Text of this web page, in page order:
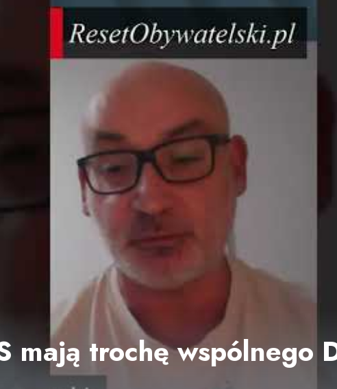
mają trochę wspólnego